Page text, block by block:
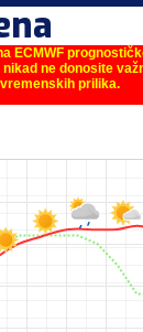
ECMWF
ne donosite
prilika.